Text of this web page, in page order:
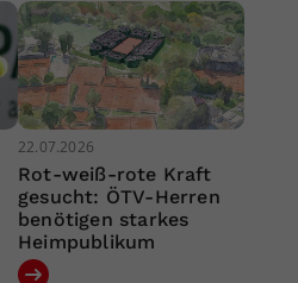
22.07.2026
Rot-weiß-rote Kraft
gesucht: ÖTV-Herren
benötigen starkes
Heimpublikum